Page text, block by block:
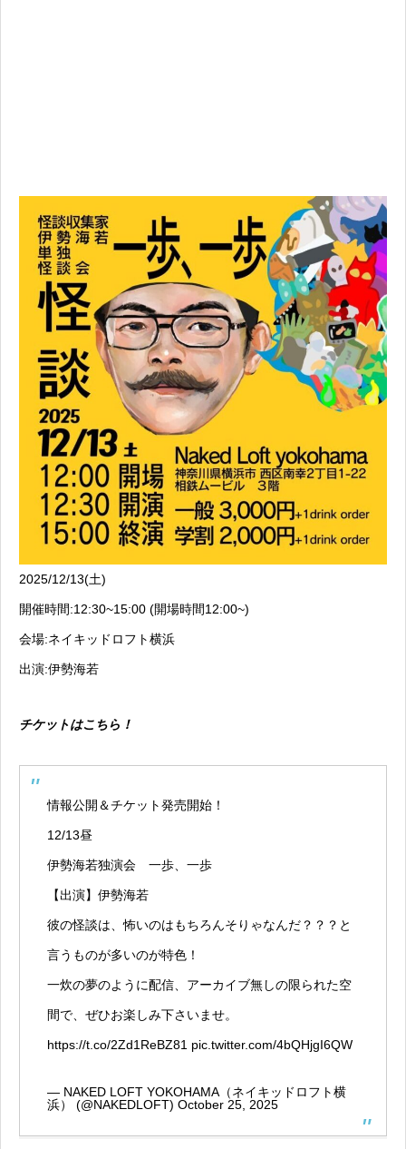
2025/12/13(土)
開催時間:12:30~15:00 (開場時間12:00~)
会場:ネイキッドロフト横浜
出演:伊勢海若
チケットはこちら！
情報公開＆チケット発売開始！
12/13昼
伊勢海若独演会 一歩、一歩
【出演】伊勢海若
彼の怪談は、怖いのはもちろんそりゃなんだ？？？と
言うものが多いのが特色！
一炊の夢のように配信、アーカイブ無しの限られた空
間で、ぜひお楽しみ下さいませ。
https://t.co/2Zd1ReBZ81 pic.twitter.com/4bQHjgI6QW
— NAKED LOFT YOKOHAMA（ネイキッドロフト横
浜） (@NAKEDLOFT) October 25, 2025